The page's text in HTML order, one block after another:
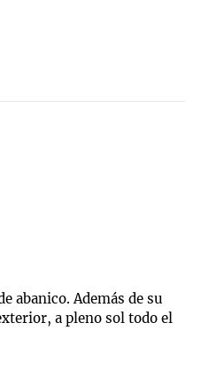
abanico. Además de su
a pleno sol todo el